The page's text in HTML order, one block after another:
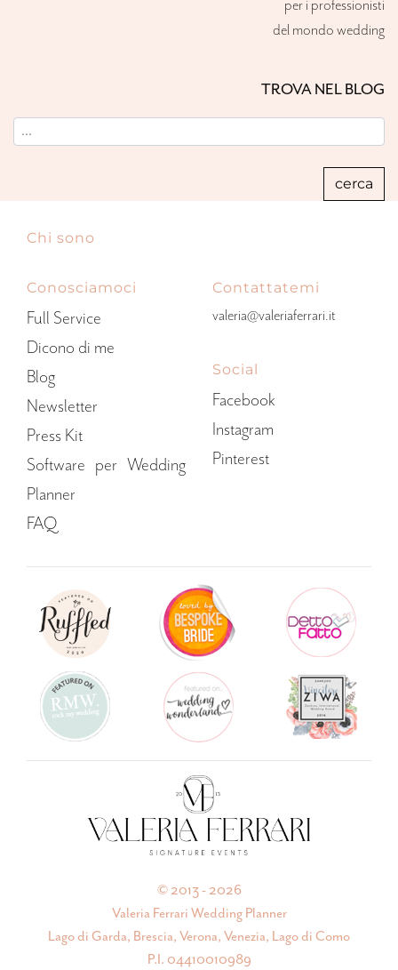
per i professionisti
del mondo wedding
TROVA NEL BLOG
Chi sono
Conosciamoci
Full Service
Dicono di me
Blog
Newsletter
Press Kit
Software per Wedding
Planner
FAQ
Contattatemi
valeria@valeriaferrari.it
Social
Facebook
Instagram
Pinterest
© 2013 - 2026
Valeria Ferrari Wedding Planner
Lago di Garda, Brescia, Verona, Venezia, Lago di Como
P.I. 04410010989